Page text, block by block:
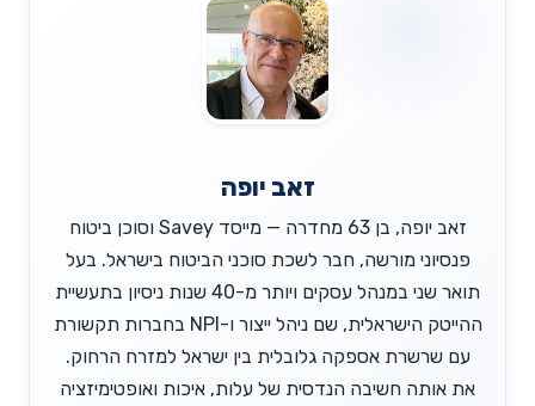
זאב יופה
זאב יופה, בן 63 מחדרה — מייסד Savey וסוכן ביטוח
פנסיוני מורשה, חבר לשכת סוכני הביטוח בישראל. בעל
תואר שני במנהל עסקים ויותר מ-40 שנות ניסיון בתעשיית
ההייטק הישראלית, שם ניהל ייצור ו-NPI בחברות תקשורת
עם שרשרת אספקה גלובלית בין ישראל למזרח הרחוק.
את אותה חשיבה הנדסית של עלות, איכות ואופטימיזציה